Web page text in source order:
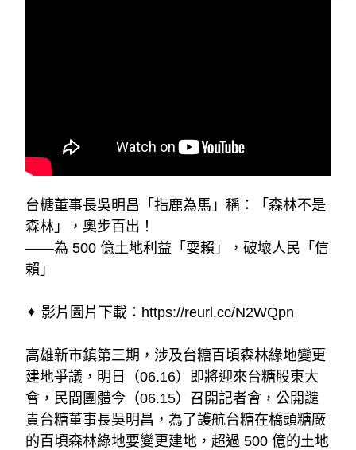
台糖董事長吳明昌「指鹿為馬」稱：「森林不是
森林」，奧步百出！
——為 500 億土地利益「耍賴」，破壞人民「信
賴」
✦ 影片圖片下載： https://reurl.cc/N2WQpn
高雄新市鎮第三期，涉及台糖百頃森林綠地變更
建地爭議，明日（06.16）即將迎來台糖股東大
會，民間團體今（06.15）召開記者會，公開譴
責台糖董事長吳明昌，為了護航台糖在橋頭糖廠
的百頃森林綠地要變更建地，超過 500 億的土地